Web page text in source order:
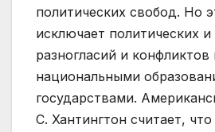
политических свобод. Но
исключает политических
разногласий и
национальными
государствами.
С. Хантингтон считает, что